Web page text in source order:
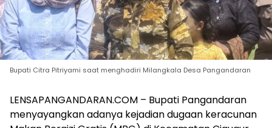
Bupati Citra Pitriyami saat menghadiri Milangkala Desa Pangandaran
LENSAPANGANDARAN.COM – Bupati Pangandaran
menyayangkan adanya kejadian dugaan keracunan